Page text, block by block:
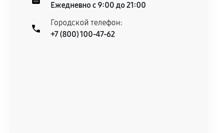
Ежедневно с 9:00 до 21:00
Городской телефон:
+7 (800) 100-47-62